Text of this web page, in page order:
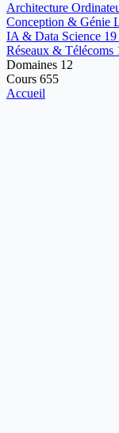
Architecture
Conception & Génie
IA & Data Science 19
Réseaux & Télécoms
Domaines 12
Cours 655
Accueil